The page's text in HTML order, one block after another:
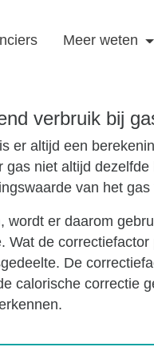
Meer weten
verbruik bij
er altijd een
gas niet altijd
van het gas
wordt er daarom
Wat de
De
calorische correctie